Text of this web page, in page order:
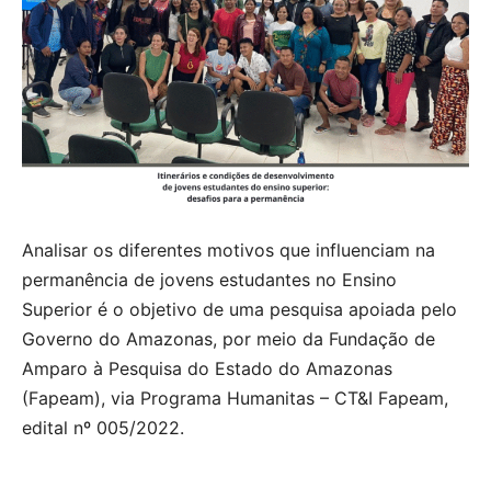
Analisar os diferentes motivos que influenciam na
permanência de jovens estudantes no Ensino
Superior é o objetivo de uma pesquisa apoiada pelo
Governo do Amazonas, por meio da Fundação de
Amparo à Pesquisa do Estado do Amazonas
(Fapeam), via Programa Humanitas – CT&I Fapeam,
edital nº 005/2022.